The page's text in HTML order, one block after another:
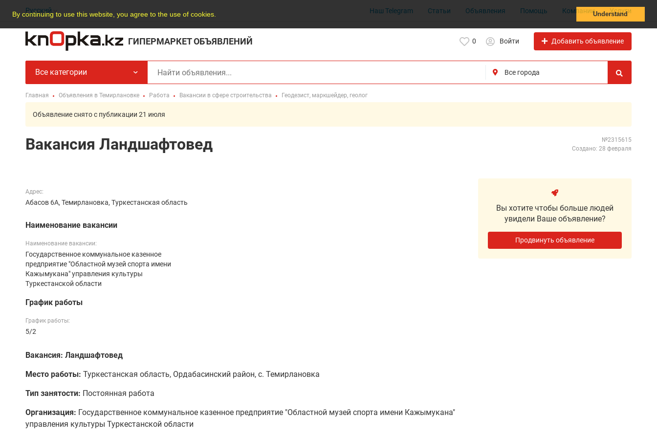
By continuing to use this website, you agree to the use of cookies. Understand
Русский Наш Telegram Статьи Объявления Помощь Компании Услуги
ГИПЕРМАРКЕТ ОБЪЯВЛЕНИЙ 0 Войти Добавить объявление
Все категории
Главная Объявления в Темирлановке Работа Вакансии в сфере строительства Геодезист, маркшейдер, геолог
Объявление снято с публикации 21 июля
Вакансия Ландшафтовед
№2315615
Создано: 28 февраля
Адрес:
Абасов 6А, Темирлановка, Туркестанская область
Наименование вакансии
Наименование вакансии:
Государственное коммунальное казенное
предприятие "Областной музей спорта имени
Кажымукана" управления культуры
Туркестанской области
График работы
График работы:
5/2
Вакансия: Ландшафтовед
Место работы: Туркестанская область, Ордабасинский район, с. Темирлановка
Тип занятости: Постоянная работа
Организация: Государственное коммунальное казенное предприятие "Областной музей спорта имени Кажымукана"
управления культуры Туркестанской области
Вы хотите чтобы больше людей
увидели Ваше объявление?
Продвинуть объявление